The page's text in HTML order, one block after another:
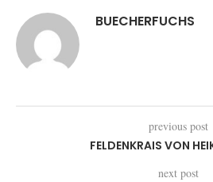
BUECHERFUCHS
previous post
FELDENKRAIS VON
next post